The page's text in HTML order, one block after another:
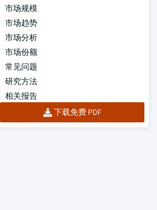
市场规模
市场趋势
市场分析
市场份额
常见问题
研究方法
相关报告
下载免费 PDF